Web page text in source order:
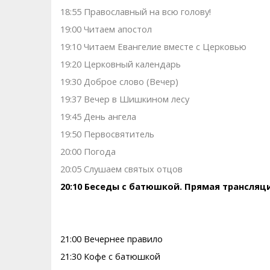
18:55 Православный на всю голову!
19:00 Читаем апостол
19:10 Читаем Евангелие вместе с Церковью
19:20 Церковный календарь
19:30 Доброе слово (Вечер)
19:37 Вечер в Шишкином лесу
19:45 День ангела
19:50 Первосвятитель
20:00 Погода
20:05 Слушаем святых отцов
20:10 Беседы с батюшкой. Прямая
21:00 Вечернее правило
21:30 Кофе с батюшкой